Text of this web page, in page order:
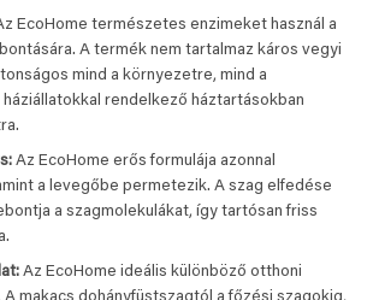
EcoHome természetes enzimeket használ a
A termék nem tartalmaz káros vegyi
mind a környezetre, mind a
rendelkező háztartásokban
Az EcoHome erős formulája azonnal
a levegőbe permetezik. A szag elfedése
a szagmolekulákat, így tartósan friss
Az EcoHome ideális különböző otthoni